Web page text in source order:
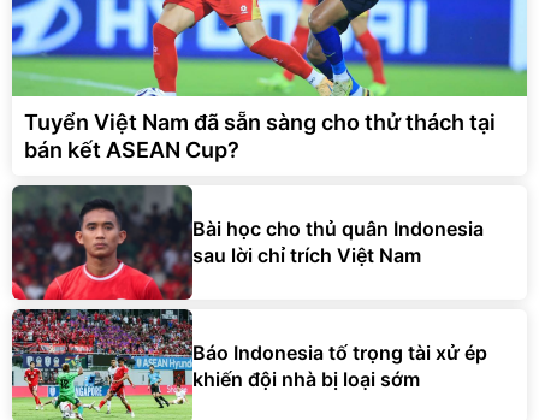
Tuyển Việt Nam đã sẵn sàng cho thử thách tại
bán kết ASEAN Cup?
Bài học cho thủ quân Indonesia
sau lời chỉ trích Việt Nam
Báo Indonesia tố trọng tài xử ép
khiến đội nhà bị loại sớm